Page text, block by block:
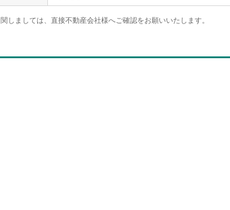
しましては、直接不動産会社様へご確認をお願いいたします。